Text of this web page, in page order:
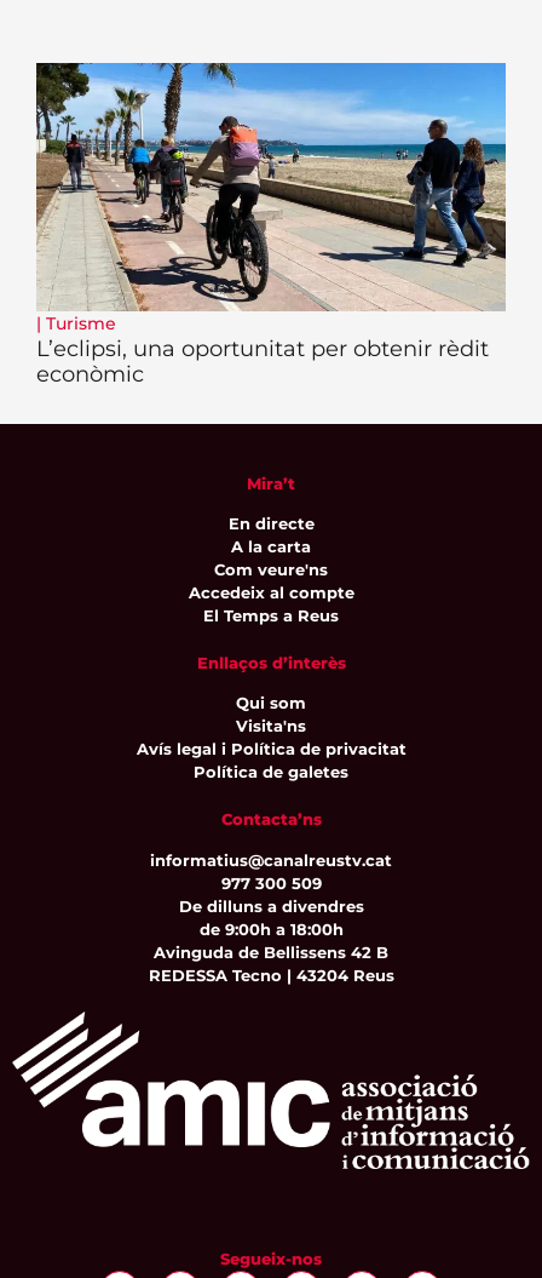
| Turisme
L’eclipsi, una oportunitat per obtenir rèdit
econòmic
Mira’t
En directe
A la carta
Com veure'ns
Accedeix al compte
El Temps a Reus
Enllaços d’interès
Qui som
Visita'ns
Avís legal i Política de privacitat
Política de galetes
Contacta’ns
informatius@canalreustv.cat
977 300 509
De dilluns a divendres
de 9:00h a 18:00h
Avinguda de Bellissens 42 B
REDESSA Tecno | 43204 Reus
Segueix-nos